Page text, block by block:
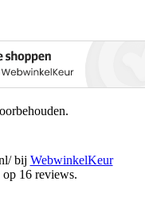
bij WebwinkelKeur
16 reviews.